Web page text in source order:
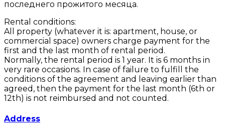
последнего прожитого месяца.
Rental conditions:
All property (whatever it is: apartment, house, or
commercial space) owners charge payment for the
first and the last month of rental period.
Normally, the rental period is 1 year. It is 6 months in
very rare occasions. In case of failure to fulfill the
conditions of the agreement and leaving earlier than
agreed, then the payment for the last month (6th or
12th) is not reimbursed and not counted.
Address